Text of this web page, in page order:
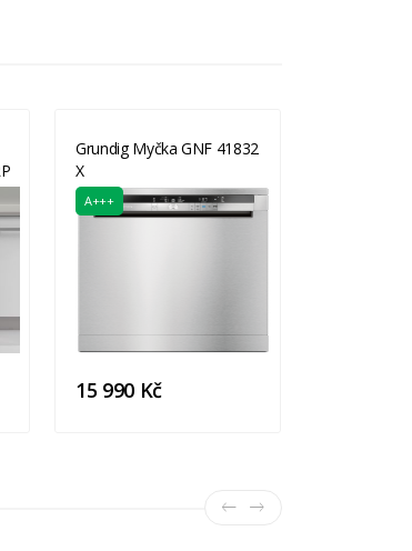
Grundig Myčka GNF 41832
X
A+++
15 990 Kč